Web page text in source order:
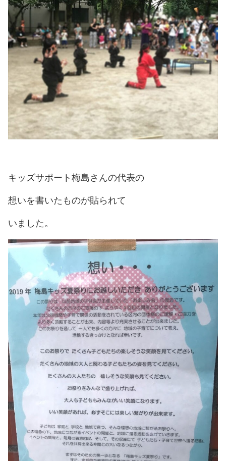
キッズサポート梅島さんの代表の
想いを書いたものが貼られて
いました。